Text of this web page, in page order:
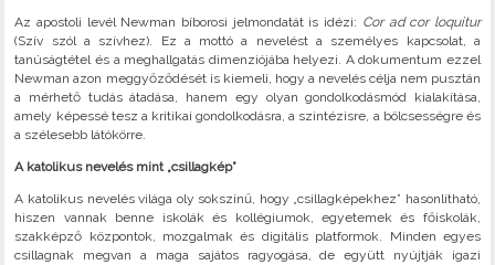
Az apostoli levél Newman bíborosi jelmondatát is idézi: Cor ad cor loquitur
(Szív szól a szívhez). Ez a mottó a nevelést a személyes kapcsolat, a
tanúságtétel és a meghallgatás dimenziójába helyezi. A dokumentum ezzel
Newman azon meggyőződését is kiemeli, hogy a nevelés célja nem pusztán
a mérhető tudás átadása, hanem egy olyan gondolkodásmód kialakítása,
amely képessé tesz a kritikai gondolkodásra, a szintézisre, a bölcsességre és
a szélesebb látókörre.
A katolikus nevelés mint „csillagkép”
A katolikus nevelés világa oly sokszínű, hogy „csillagképekhez” hasonlítható,
hiszen vannak benne iskolák és kollégiumok, egyetemek és főiskolák,
szakképző központok, mozgalmak és digitális platformok. Minden egyes
csillagnak megvan a maga sajátos ragyogása, de együtt nyújtják igazi